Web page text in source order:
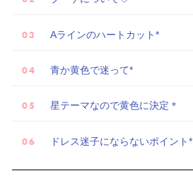
Aラインのハートカット*
青か黄色で迷って*
星テーマなので黄色に決定＊
ドレス迷子にならないポイント*